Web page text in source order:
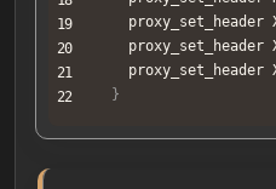
proxy_set_header
proxy_set_header
proxy_set_header
}